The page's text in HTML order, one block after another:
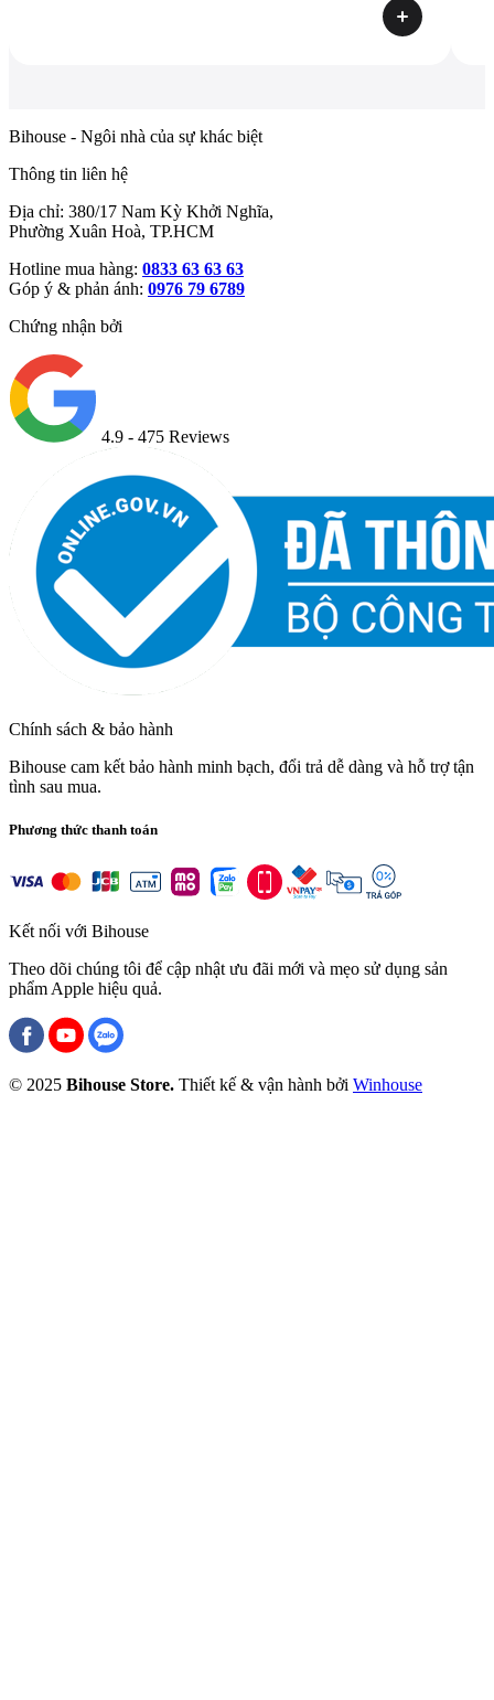
Bihouse - Ngôi nhà của sự khác biệt
Thông tin liên hệ
Địa chỉ: 380/17 Nam Kỳ Khởi Nghĩa,
Phường Xuân Hoà, TP.HCM
Hotline mua hàng: 0833 63 63 63
Góp ý & phản ánh: 0976 79 6789
Chứng nhận bởi
4.9 - 475 Reviews
Chính sách & bảo hành
Bihouse cam kết bảo hành minh bạch, đổi trả dễ dàng và hỗ trợ tận
tình sau mua.
Phương thức thanh toán
Kết nối với Bihouse
Theo dõi chúng tôi để cập nhật ưu đãi mới và mẹo sử dụng sản
phẩm Apple hiệu quả.
© 2025 Bihouse Store. Thiết kế & vận hành bởi Winhouse